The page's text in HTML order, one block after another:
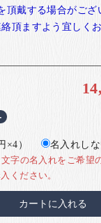
頂戴する場合がござ
頂ますよう宜しく
×4） 名入れし
字の名入れをご希望
ください。
カートに入れる